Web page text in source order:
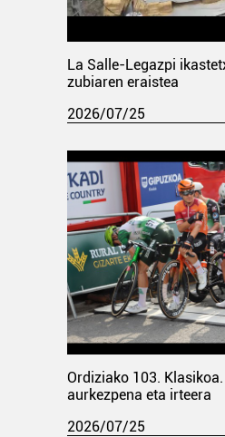
La Salle-Legazpi
zubiaren eraistea
2026/07/25
Ordiziako 103.
aurkezpena eta irteera
2026/07/25